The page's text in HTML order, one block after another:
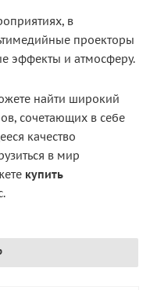
в
проекторы
эффекты и атмосферу.
найти широкий
сочетающих в себе
качество
в мир
купить